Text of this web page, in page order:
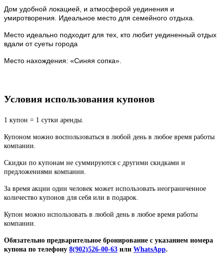
Дом удобной локацией, и атмосферой уединения и
умиротворения. Идеальное место для семейного отдыха.
Место идеально подходит для тех, кто любит уединенный отдых
вдали от суеты города
Место нахождения: «Синяя сопка».
Условия использования купонов
1 купон = 1 сутки аренды.
Купоном можно воспользоваться в любой день в любое время работы
компании.
Скидки по купонам не суммируются с другими скидками и
предложениями компании.
За время акции один человек может использовать неограниченное
количество купонов для себя или в подарок.
Купон можно использовать в любой день в любое время работы
компании.
Обязательно предварительное бронирование с указанием номера
купона по телефону 8(902)526-00-63 или WhatsApp.